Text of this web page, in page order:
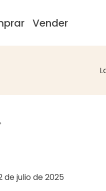
Vender
de julio de 2025